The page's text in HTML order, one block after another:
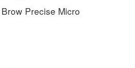
Precise Micro